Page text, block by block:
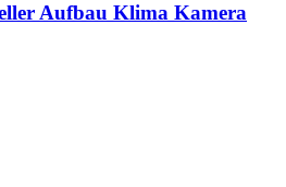
Aufbau Klima Kamera